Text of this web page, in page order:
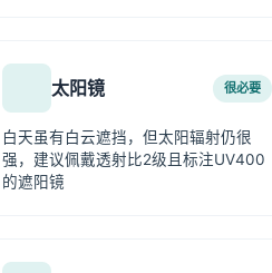
太阳镜 很必要
白天虽有白云遮挡，但太阳辐射仍很
强，建议佩戴透射比2级且标注UV400
的遮阳镜